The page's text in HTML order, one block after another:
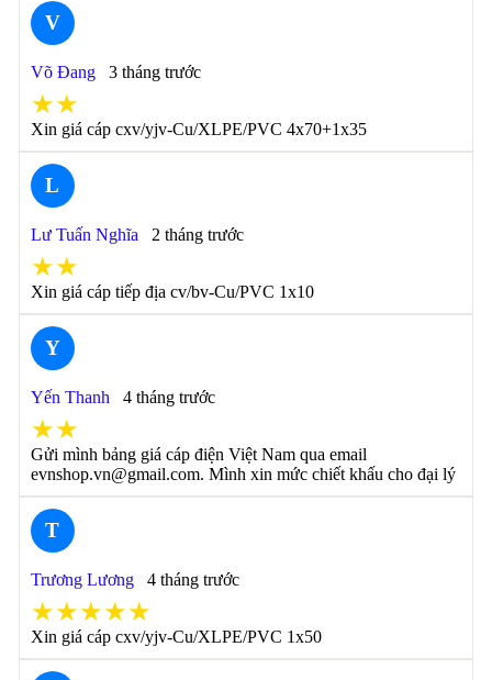
V
Võ Đang 3 tháng trước
★★
Xin giá cáp cxv/yjv-Cu/XLPE/PVC 4x70+1x35
L
Lư Tuấn Nghĩa 2 tháng trước
★★
Xin giá cáp tiếp địa cv/bv-Cu/PVC 1x10
Y
Yến Thanh 4 tháng trước
★★
Gửi mình bảng giá cáp điện Việt Nam qua email
evnshop.vn@gmail.com. Mình xin mức chiết khấu cho đại lý
T
Trương Lương 4 tháng trước
★★★★★
Xin giá cáp cxv/yjv-Cu/XLPE/PVC 1x50